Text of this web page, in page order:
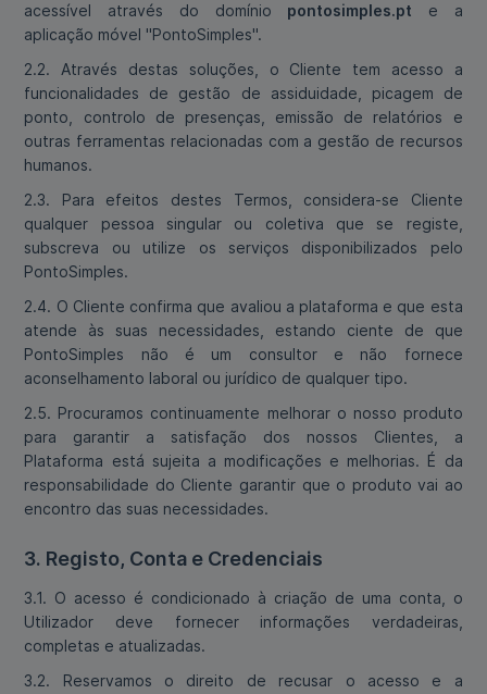
acessível através do domínio pontosimples.pt e a
aplicação móvel "PontoSimples".
2.2. Através destas soluções, o Cliente tem acesso a
funcionalidades de gestão de assiduidade, picagem de
ponto, controlo de presenças, emissão de relatórios e
outras ferramentas relacionadas com a gestão de recursos
humanos.
2.3. Para efeitos destes Termos, considera-se Cliente
qualquer pessoa singular ou coletiva que se registe,
subscreva ou utilize os serviços disponibilizados pelo
PontoSimples.
2.4. O Cliente confirma que avaliou a plataforma e que esta
atende às suas necessidades, estando ciente de que
PontoSimples não é um consultor e não fornece
aconselhamento laboral ou jurídico de qualquer tipo.
2.5. Procuramos continuamente melhorar o nosso produto
para garantir a satisfação dos nossos Clientes, a
Plataforma está sujeita a modificações e melhorias. É da
responsabilidade do Cliente garantir que o produto vai ao
encontro das suas necessidades.
3. Registo, Conta e Credenciais
3.1. O acesso é condicionado à criação de uma conta, o
Utilizador deve fornecer informações verdadeiras,
completas e atualizadas.
3.2. Reservamos o direito de recusar o acesso e a